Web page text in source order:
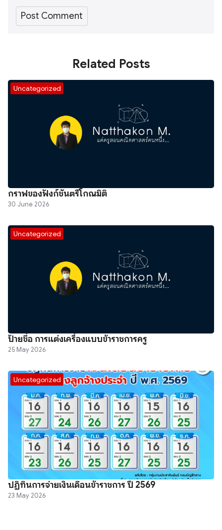
Related Posts
Uncategorized
กราฟของฟังก์ชันตรีโกณมิติ
30 June 2026
Uncategorized
ป้ายชื่อ การแต่งเครื่องแบบข้าราชการครู
25 May 2026
Uncategorized
ปฏิทินการจ่ายเงินเดือนข้าราชการ ปี 2569
23 May 2026